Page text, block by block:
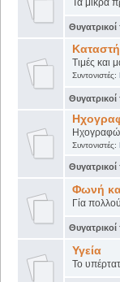
Θυγατρικοί
Τιμές και
Συντονιστές:
Θυγατρικοί
Συντονιστές:
Θυγατρικοί
Φωνή
Γία
Θυγατρικοί
Υγεία
Το